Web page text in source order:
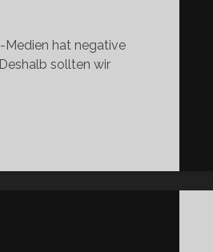
Medien hat negative
sollten wir